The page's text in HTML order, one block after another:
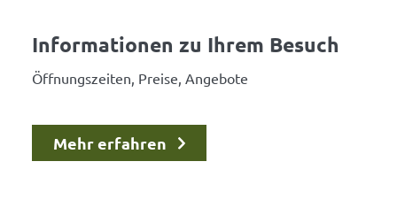
Informationen zu Ihrem Besuch
Öffnungszeiten, Preise, Angebote
Mehr erfahren